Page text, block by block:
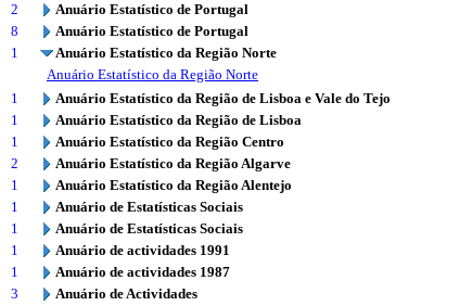
2
Anuário Estatístico de Portugal
8
Anuário Estatístico de Portugal
1
Anuário Estatístico da Região Norte
Anuário Estatístico da Região Norte
1
Anuário Estatístico da Região de Lisboa e Vale do Tejo
1
Anuário Estatístico da Região de Lisboa
1
Anuário Estatístico da Região Centro
2
Anuário Estatístico da Região Algarve
1
Anuário Estatístico da Região Alentejo
1
Anuário de Estatísticas Sociais
1
Anuário de Estatísticas Sociais
1
Anuário de actividades 1991
1
Anuário de actividades 1987
3
Anuário de Actividades